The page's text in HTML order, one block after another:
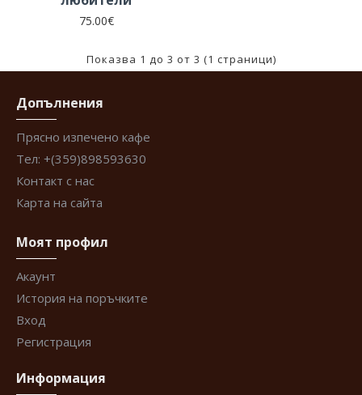
75.00€
Показва 1 до 3 от 3 (1 страници)
Допълнения
Прясно изпечено кафе
Тел: +(359)898593630
Контакт с нас
Карта на сайта
Моят профил
Акаунт
История на поръчките
Вход
Регистрация
Информация